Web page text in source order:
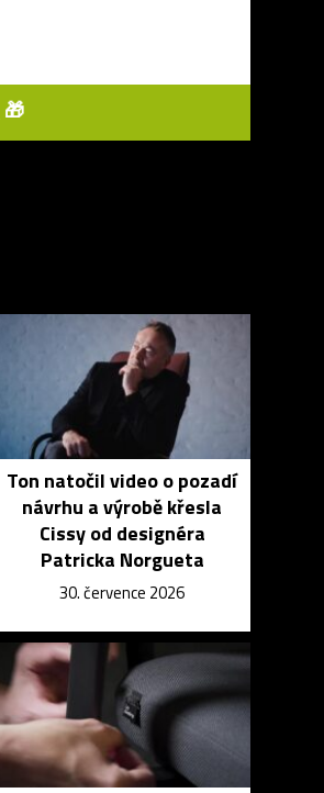
🎁
Ton natočil video o pozadí
návrhu a výrobě křesla
Cissy od designéra
Patricka Norgueta
30. července 2026